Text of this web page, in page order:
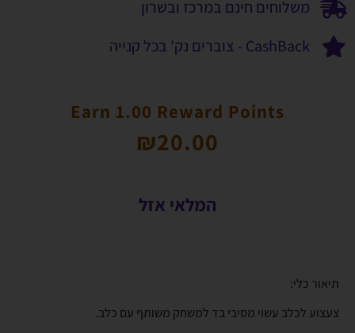
משלוחים חינם במרכז ובשרון
CashBack - צוברים נק' בכל קנייה
Earn 1.00 Reward Points
₪20.00
המלאי אזל
תיאור כלי:
צעצוע לכלב עשוי מסיבי בד למשחק משותף עם כלב.